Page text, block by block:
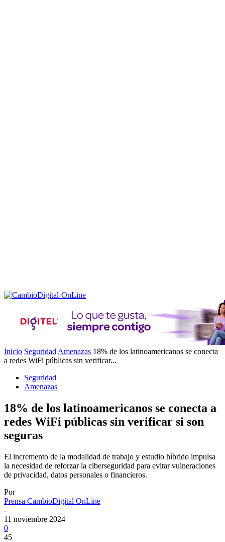
Inicio Seguridad Amenazas 18% de los latinoamericanos se conecta
a redes WiFi públicas sin verificar...
Seguridad
Amenazas
18% de los latinoamericanos se conecta a
redes WiFi públicas sin verificar si son
seguras
El incremento de la modalidad de trabajo y estudio híbrido impulsa
la necesidad de reforzar la ciberseguridad para evitar vulneraciones
de privacidad, datos personales o financieros.
Por
Prensa CambioDigital OnLine
-
11 noviembre 2024
0
45